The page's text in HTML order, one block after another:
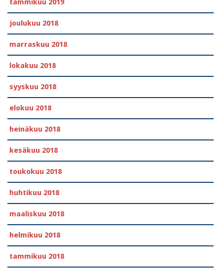
tammikuu 2019
joulukuu 2018
marraskuu 2018
lokakuu 2018
syyskuu 2018
elokuu 2018
heinäkuu 2018
kesäkuu 2018
toukokuu 2018
huhtikuu 2018
maaliskuu 2018
helmikuu 2018
tammikuu 2018